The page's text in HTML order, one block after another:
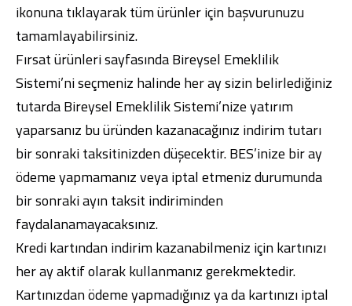
ikonuna tıklayarak tüm ürünler için başvurunuzu
tamamlayabilirsiniz.
Fırsat ürünleri sayfasında Bireysel Emeklilik
Sistemi’ni seçmeniz halinde her ay sizin belirlediğiniz
tutarda Bireysel Emeklilik Sistemi’nize yatırım
yaparsanız bu üründen kazanacağınız indirim tutarı
bir sonraki taksitinizden düşecektir. BES’inize bir ay
ödeme yapmamanız veya iptal etmeniz durumunda
bir sonraki ayın taksit indiriminden
faydalanamayacaksınız.
Kredi kartından indirim kazanabilmeniz için kartınızı
her ay aktif olarak kullanmanız gerekmektedir.
Kartınızdan ödeme yapmadığınız ya da kartınızı iptal